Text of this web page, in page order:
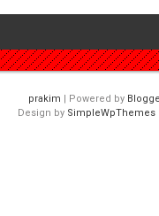
| Powered by
Design by SimpleWpThemes